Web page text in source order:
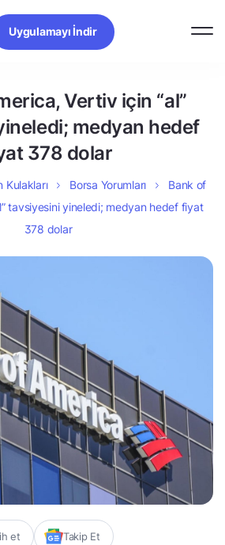
Uygulamayı İndir
Vertiv için “al”
medyan hedef
378 dolar
Kulakları Borsa Yorumları
Bank of
tavsiyesini yineledi; medyan hedef fiyat
378 dolar
et Takip Et